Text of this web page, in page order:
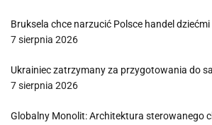
Bruksela chce narzucić Polsce handel dziećmi
7 sierpnia 2026
Ukrainiec zatrzymany za przygotowania do
7 sierpnia 2026
Globalny Monolit: Architektura sterowanego